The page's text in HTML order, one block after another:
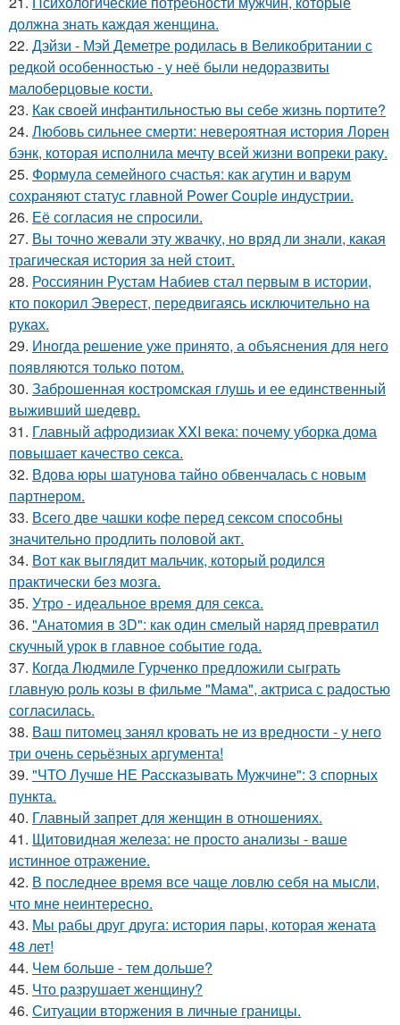
должна знать каждая женщина.
22. Дэйзи - Мэй Деметре родилась в Великобритании с
редкой особенностью - у неё были недоразвиты
малоберцовые кости.
23. Как своей инфантильностью вы себе жизнь портите?
24. Любовь сильнее смерти: невероятная история Лорен
бэнк, которая исполнила мечту всей жизни вопреки раку.
25. Формула семейного счастья: как агутин и варум
сохраняют статус главной Power Couple индустрии.
26. Её согласия не спросили.
27. Вы точно жевали эту жвачку, но вряд ли знали, какая
трагическая история за ней стоит.
28. Россиянин Рустам Набиев стал первым в истории,
кто покорил Эверест, передвигаясь исключительно на
руках.
29. Иногда решение уже принято, а объяснения для него
появляются только потом.
30. Заброшенная костромская глушь и ее единственный
выживший шедевр.
31. Главный афродизиак XXI века: почему уборка дома
повышает качество секса.
32. Вдова юры шатунова тайно обвенчалась с новым
партнером.
33. Всего две чашки кофе перед сексом способны
значительно продлить половой акт.
34. Вот как выглядит мальчик, который родился
практически без мозга.
35. Утро - идеальное время для секса.
36. "Анатомия в 3D": как один смелый наряд превратил
скучный урок в главное событие года.
37. Когда Людмиле Гурченко предложили сыграть
главную роль козы в фильме "Мама", актриса с радостью
согласилась.
38. Ваш питомец занял кровать не из вредности - у него
три очень серьёзных аргумента!
39. "ЧТО Лучше НЕ Рассказывать Мужчине": 3 спорных
пункта.
40. Главный запрет для женщин в отношениях.
41. Щитовидная железа: не просто анализы - ваше
истинное отражение.
42. В последнее время все чаще ловлю себя на мысли,
что мне неинтересно.
43. Мы рабы друг друга: история пары, которая жената
48 лет!
44. Чем больше - тем дольше?
45. Что разрушает женщину?
46. Ситуации вторжения в личные границы.